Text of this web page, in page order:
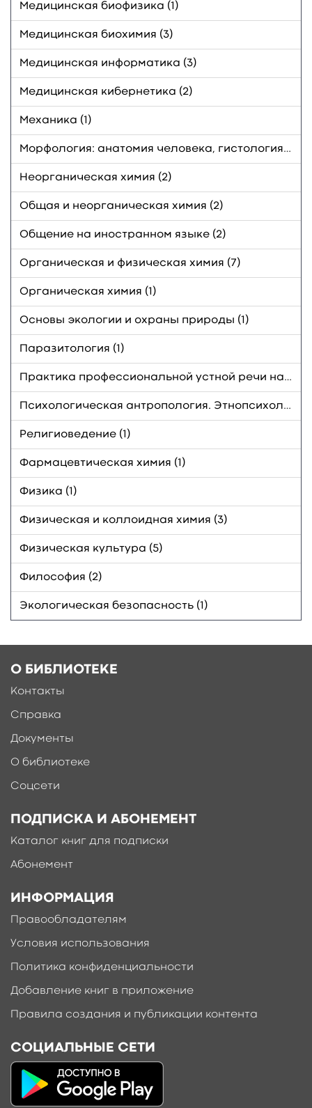
Медицинская биофизика (1)
Медицинская биохимия (3)
Медицинская информатика (3)
Медицинская кибернетика (2)
Механика (1)
Морфология: анатомия человека, гистология, цитология (15)
Неорганическая химия (2)
Общая и неорганическая химия (2)
Общение на иностранном языке (2)
Органическая и физическая химия (7)
Органическая химия (1)
Основы экологии и охраны природы (1)
Паразитология (1)
Практика профессиональной устной речи на иностранном языке (1)
Психологическая антропология. Этнопсихология (1)
Религиоведение (1)
Фармацевтическая химия (1)
Физика (1)
Физическая и коллоидная химия (3)
Физическая культура (5)
Философия (2)
Экологическая безопасность (1)
О БИБЛИОТЕКЕ
Контакты
Справка
Документы
О библиотеке
Соцсети
ПОДПИСКА И АБОНЕМЕНТ
Каталог книг для подписки
Абонемент
ИНФОРМАЦИЯ
Правообладателям
Условия использования
Политика конфиденциальности
Добавление книг в приложение
Правила создания и публикации контента
СОЦИАЛЬНЫЕ СЕТИ